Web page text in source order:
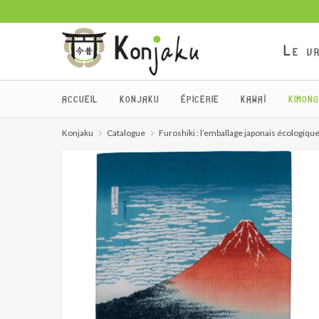
Le
ACCUEIL KONJAKU ÉPICERIE KAWAÏ
Konjaku Catalogue Furoshiki : l’emballage japonais écologique